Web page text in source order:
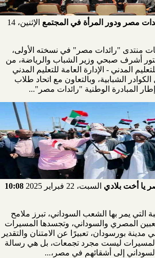
مصر ودور المرأة في المجتمع
الإثنين، 14
منتدى "رائدات مصر" في نسخته الأولى،
أشرف صبحي وزير الشباب والرياضة، من
المدني - الإدارة العامة للتعليم المدني
الكوادر الشبابية، وبالتعاون مع اتحاد طلاب
المبادرة الوطنية "رائدات مصر"...
يا أخت بلادي السبت، 22 فبراير 2025
10:08
يمر بها الشعب السوداني، تبرز ملامح
المصري والسوداني، وتجسدها المسيرات
مدينة بورسودان، تعبيرًا عن الامتنان والتقدير
ليست مجرد تجمعات، بل هي رسالة
إلى أشقائهم في مصر،...